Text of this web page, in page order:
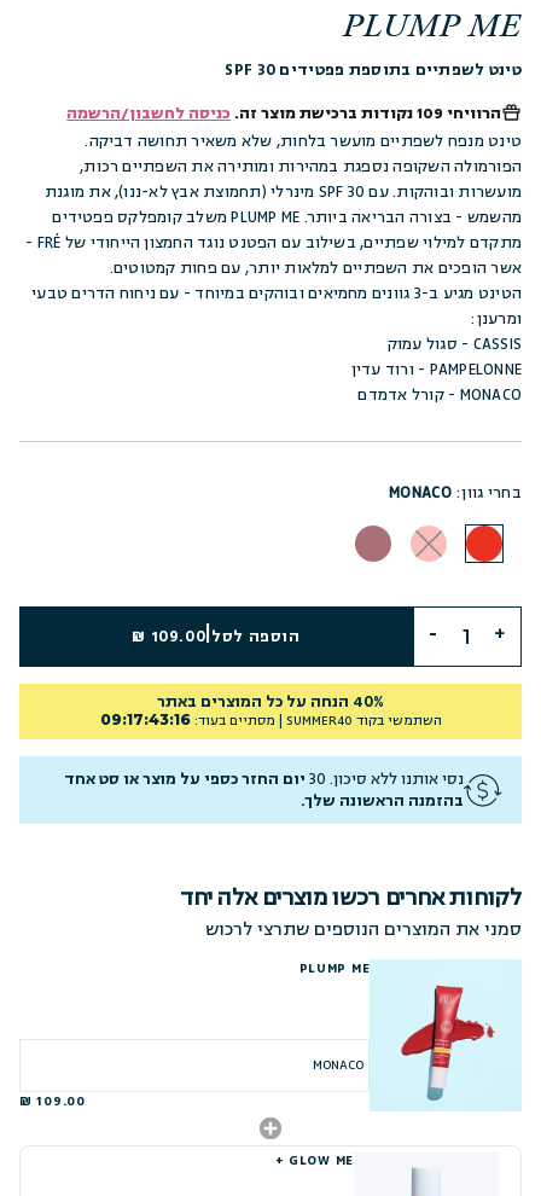
PLUMP ME
טינט לשפתיים בתוספת פפטידים SPF 30
הרוויחי 109 נקודות ברכישת מוצר זה. כניסה לחשבון/הרשמה
טינט מנפח לשפתיים מועשר בלחות, שלא משאיר תחושה דביקה.
הפורמולה השקופה נספגת במהירות ומותירה את השפתיים רכות,
מועשרות ובוהקות. עם SPF 30 מינרלי (תחמוצת אבץ לא-ננו), את מוגנת
מהשמש - בצורה הבריאה ביותר. PLUMP ME משלב קומפלקס פפטידים
מתקדם למילוי שפתיים, בשילוב עם הפטנט נוגד החמצון הייחודי של FRÉ -
אשר הופכים את השפתיים למלאות יותר, עם פחות קמטוטים.
הטינט מגיע ב-3 גוונים מחמיאים ובוהקים במיוחד - עם ניחוח הדרים טבעי
ומרענן:
CASSIS - סגול עמוק
PAMPELONNE - ורוד עדין
MONACO - קורל אדמדם
בחרי גוון:MONACO
הוספה לסל 109.00 ₪
40% הנחה על כל המוצרים באתר
השתמשי בקוד SUMMER40 | מסתיים בעוד: 09:17:43:15
נסי אותנו ללא סיכון. 30
יום החזר כספי על מוצר או סט אחד
בהזמנה הראשונה שלך.
לקוחות אחרים רכשו מוצרים אלה יחד
סמני את המוצרים הנוספים שתרצי לרכוש
PLUMP ME
109.00 ₪
GLOW ME +